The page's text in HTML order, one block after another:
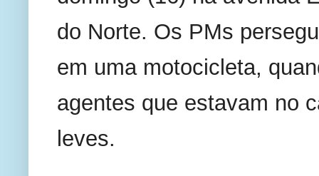
do Norte. Os PMs
em uma motocicleta,
agentes que estavam no
leves.